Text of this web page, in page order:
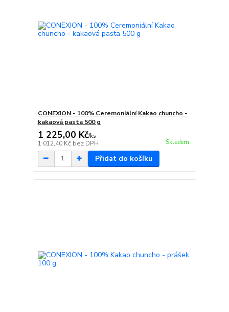
CONEXION - 100% Ceremoniální Kakao chuncho -
kakaová pasta 500 g
1 225,00 Kč/ks
1 012,40 Kč bez DPH Skladem
Přidat do košíku